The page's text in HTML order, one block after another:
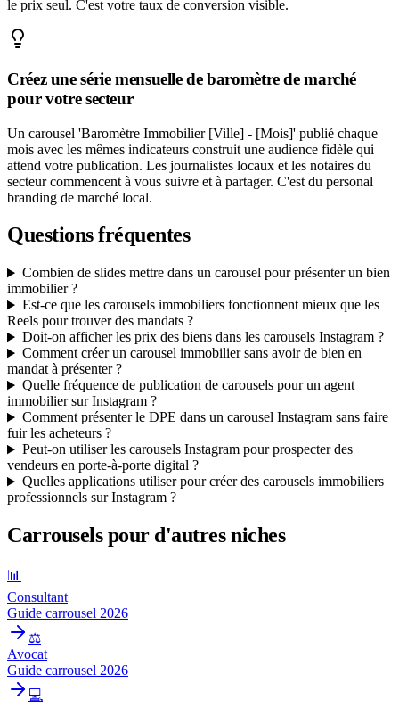
le prix seul. C'est votre taux de conversion visible.
Créez une série mensuelle de baromètre de marché
pour votre secteur
Un carousel 'Baromètre Immobilier [Ville] - [Mois]' publié chaque
mois avec les mêmes indicateurs construit une audience fidèle qui
attend votre publication. Les journalistes locaux et les notaires du
secteur commencent à vous suivre et à partager. C'est du personal
branding de marché local.
Questions fréquentes
Combien de slides mettre dans un carousel pour présenter un bien
immobilier ?
Est-ce que les carousels immobiliers fonctionnent mieux que les
Reels pour trouver des mandats ?
Doit-on afficher les prix des biens dans les carousels Instagram ?
Comment créer un carousel immobilier sans avoir de bien en
mandat à présenter ?
Quelle fréquence de publication de carousels pour un agent
immobilier sur Instagram ?
Comment présenter le DPE dans un carousel Instagram sans faire
fuir les acheteurs ?
Peut-on utiliser les carousels Instagram pour prospecter des
vendeurs en porte-à-porte digital ?
Quelles applications utiliser pour créer des carousels immobiliers
professionnels sur Instagram ?
Carrousels pour d'autres niches
📊
Consultant
Guide carrousel 2026
⚖️
Avocat
Guide carrousel 2026
💻